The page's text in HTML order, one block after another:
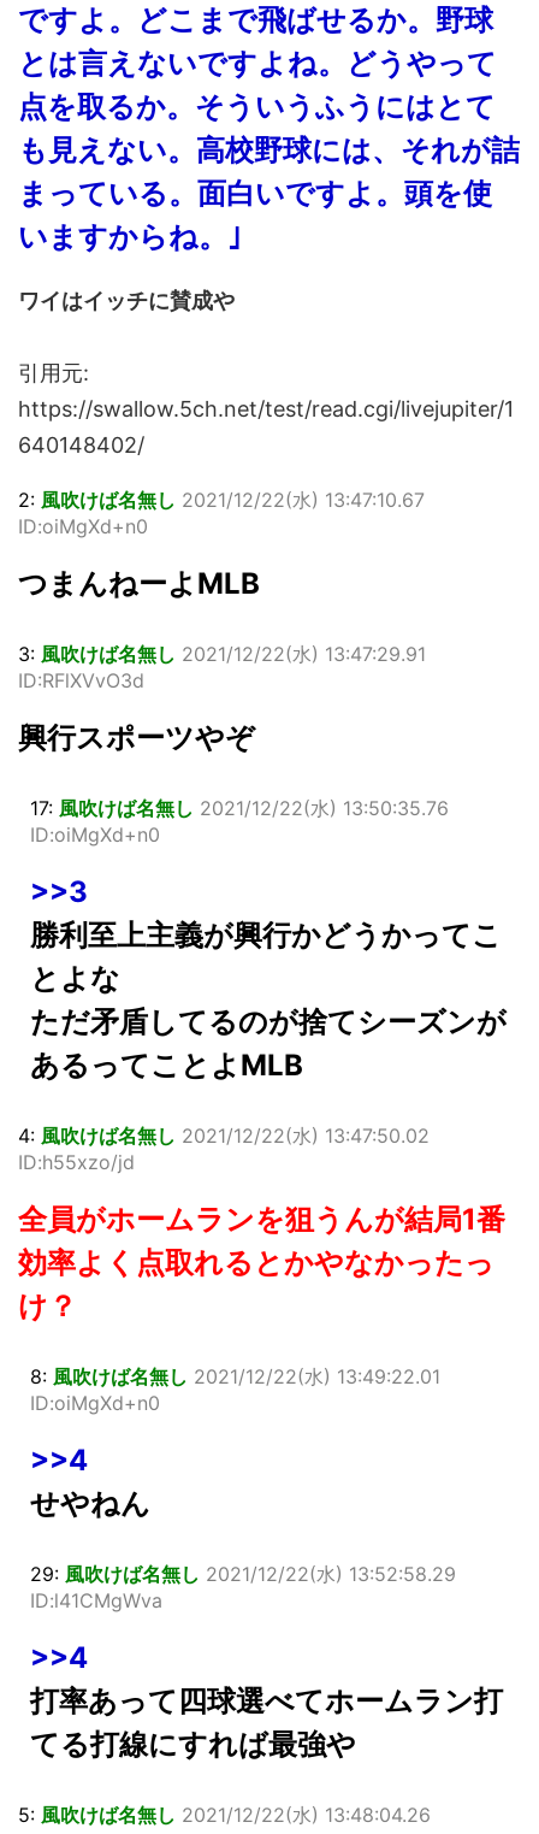
ですよ。どこまで飛ばせるか。野球
とは言えないですよね。どうやって
点を取るか。そういうふうにはとて
も見えない。高校野球には、それが詰
まっている。面白いですよ。頭を使
いますからね。｣
ワイはイッチに賛成や
引用元:
https://swallow.5ch.net/test/read.cgi/livejupiter/1
640148402/
2: 風吹けば名無し 2021/12/22(水) 13:47:10.67
ID:oiMgXd+n0
つまんねーよMLB
3: 風吹けば名無し 2021/12/22(水) 13:47:29.91
ID:RFlXVvO3d
興行スポーツやぞ
17: 風吹けば名無し 2021/12/22(水) 13:50:35.76
ID:oiMgXd+n0
>>3
勝利至上主義が興行かどうかってこ
とよな
ただ矛盾してるのが捨てシーズンが
あるってことよMLB
4: 風吹けば名無し 2021/12/22(水) 13:47:50.02
ID:h55xzo/jd
全員がホームランを狙うんが結局1番
効率よく点取れるとかやなかったっ
け？
8: 風吹けば名無し 2021/12/22(水) 13:49:22.01
ID:oiMgXd+n0
>>4
せやねん
29: 風吹けば名無し 2021/12/22(水) 13:52:58.29
ID:l41CMgWva
>>4
打率あって四球選べてホームラン打
てる打線にすれば最強や
5: 風吹けば名無し 2021/12/22(水) 13:48:04.26